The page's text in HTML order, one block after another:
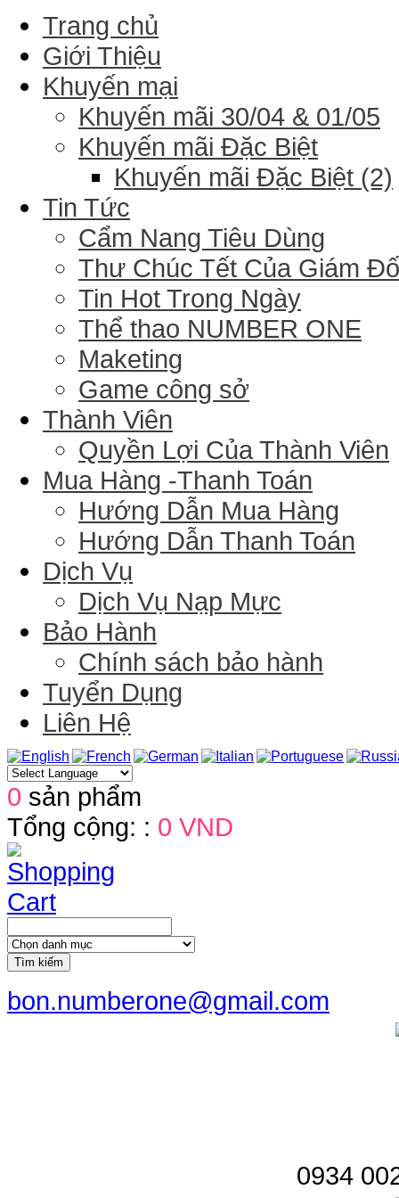
Trang chủ
Giới Thiệu
Khuyến mại
Khuyến mãi 30/04 & 01/05
Khuyến mãi Đặc Biệt
Khuyến mãi Đặc Biệt (2)
Tin Tức
Cẩm Nang Tiêu Dùng
Thư Chúc Tết Của Giám
Tin Hot Trong Ngày
Thể thao NUMBER ONE
Maketing
Game công sở
Thành Viên
Quyền Lợi Của Thành Viên
Mua Hàng -Thanh Toán
Hướng Dẫn Mua Hàng
Hướng Dẫn Thanh Toán
Dịch Vụ
Dịch Vụ Nạp Mực
Bảo Hành
Chính sách bảo hành
Tuyển Dụng
Liên Hệ
0 sản phẩm
Tổng cộng: : 0 VND
Tìm kiếm
bon.numberone@gmail.com
0934